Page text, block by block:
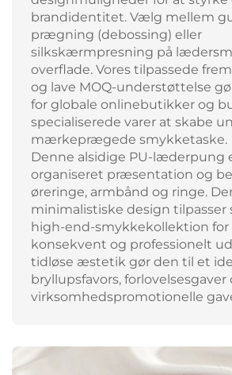
brandidentitet. Vælg mellem
prægning (debossing) eller
silkskærmpresning på
overflade. Vores tilpassede
og lave MOQ-understøttelse
for globale onlinebutikker og
specialiserede varer at skabe
mærkeprægede smykketaske.
Denne alsidige PU-læderpung
organiseret præsentation og
øreringe, armbånd og ringe.
minimalistiske design tilpasser
high-end-smykkekollektion for
konsekvent og professionelt
tidløse æstetik gør den til et
bryllupsfavors, forlovelsesgaver
virksomhedspromotionelle